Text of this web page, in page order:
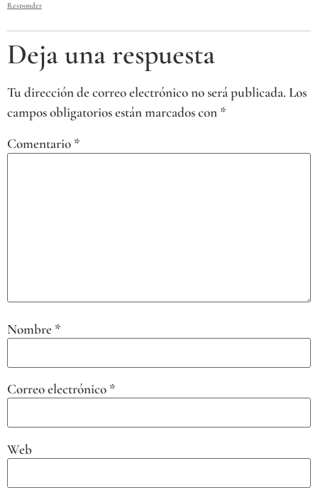
Responder
Deja una respuesta
Tu dirección de correo electrónico no será publicada. Los
campos obligatorios están marcados con *
Comentario *
Nombre *
Correo electrónico *
Web